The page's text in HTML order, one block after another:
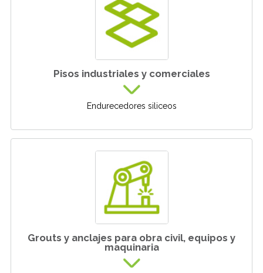
Pisos industriales y comerciales
Endurecedores siliceos
Grouts y anclajes para obra civil, equipos y
maquinaria